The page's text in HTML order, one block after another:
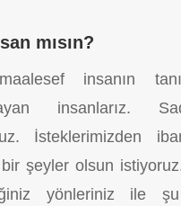
mısın?
insanın
insanlarız.
İsteklerimizden
şeyler olsun
yönleriniz ile